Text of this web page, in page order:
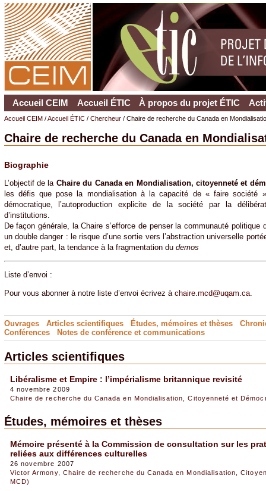
Accueil CEIM Accueil ÉTIC À propos du projet ÉTIC
Accueil CEIM/Accueil ÉTIC/ Chercheur/ Chaire de recherche du Canada en
Chaire de recherche du Canada en
Biographie
L’objectif de la Chaire du Canada en Mondialisation, citoyenneté et
les défis que pose la mondialisation à la capacité de « faire société
démocratique, l’autoproduction explicite de la société par la
d’institutions.
De façon générale, la Chaire s’efforce de penser la communauté politique
un double danger : le risque d’une sortie vers l’abstraction universelle
et, d’autre part, la tendance à la fragmentation du demos
Liste d’envoi :
Pour vous abonner à notre liste d’envoi écrivez à chaire.mcd@uqam.ca.
Ouvrages Articles scientifiques Études, mémoires et thèses
Conférences
Notes de conférenceet communications
Articles scientifiques
Libéralisme et Empire : l’impérialisme britannique revisité
4 novembre 2009
Chaire de recherche du Canada en Mondialisation, Citoyenneté et
Études, mémoires et thèses
Mémoire présenté à la Commission de consultation sur les
reliées aux différences culturelles
26 novembre 2007
Victor Armony, Chaire de recherche du Canada en Mondialisation,
MCD)